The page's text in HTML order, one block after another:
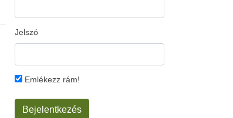
Jelszó
Emlékezz rám!